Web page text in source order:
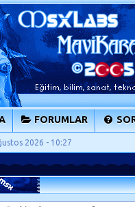
FORUMLAR
2026 - 10:27